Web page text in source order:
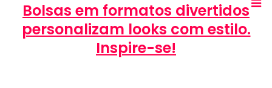
Bolsas em formatos divertidos
personalizam looks com estilo.
Inspire-se!